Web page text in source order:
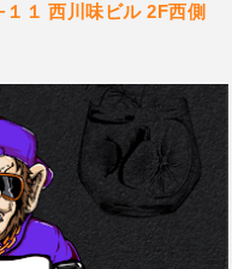
１ 西川味ビル 2F西側